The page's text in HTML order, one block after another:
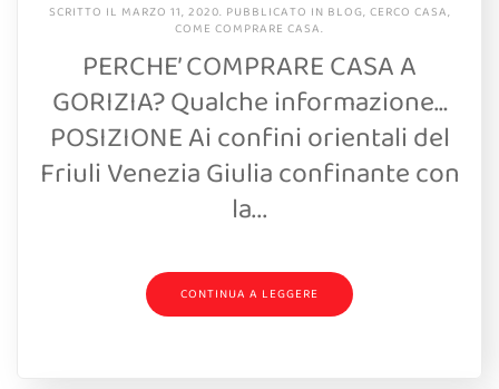
SCRITTO IL MARZO 11, 2020. PUBBLICATO IN BLOG, CERCO CASA,
COME COMPRARE CASA.
PERCHE’ COMPRARE CASA A
GORIZIA? Qualche informazione…
POSIZIONE Ai confini orientali del
Friuli Venezia Giulia confinante con
la...
CONTINUA A LEGGERE